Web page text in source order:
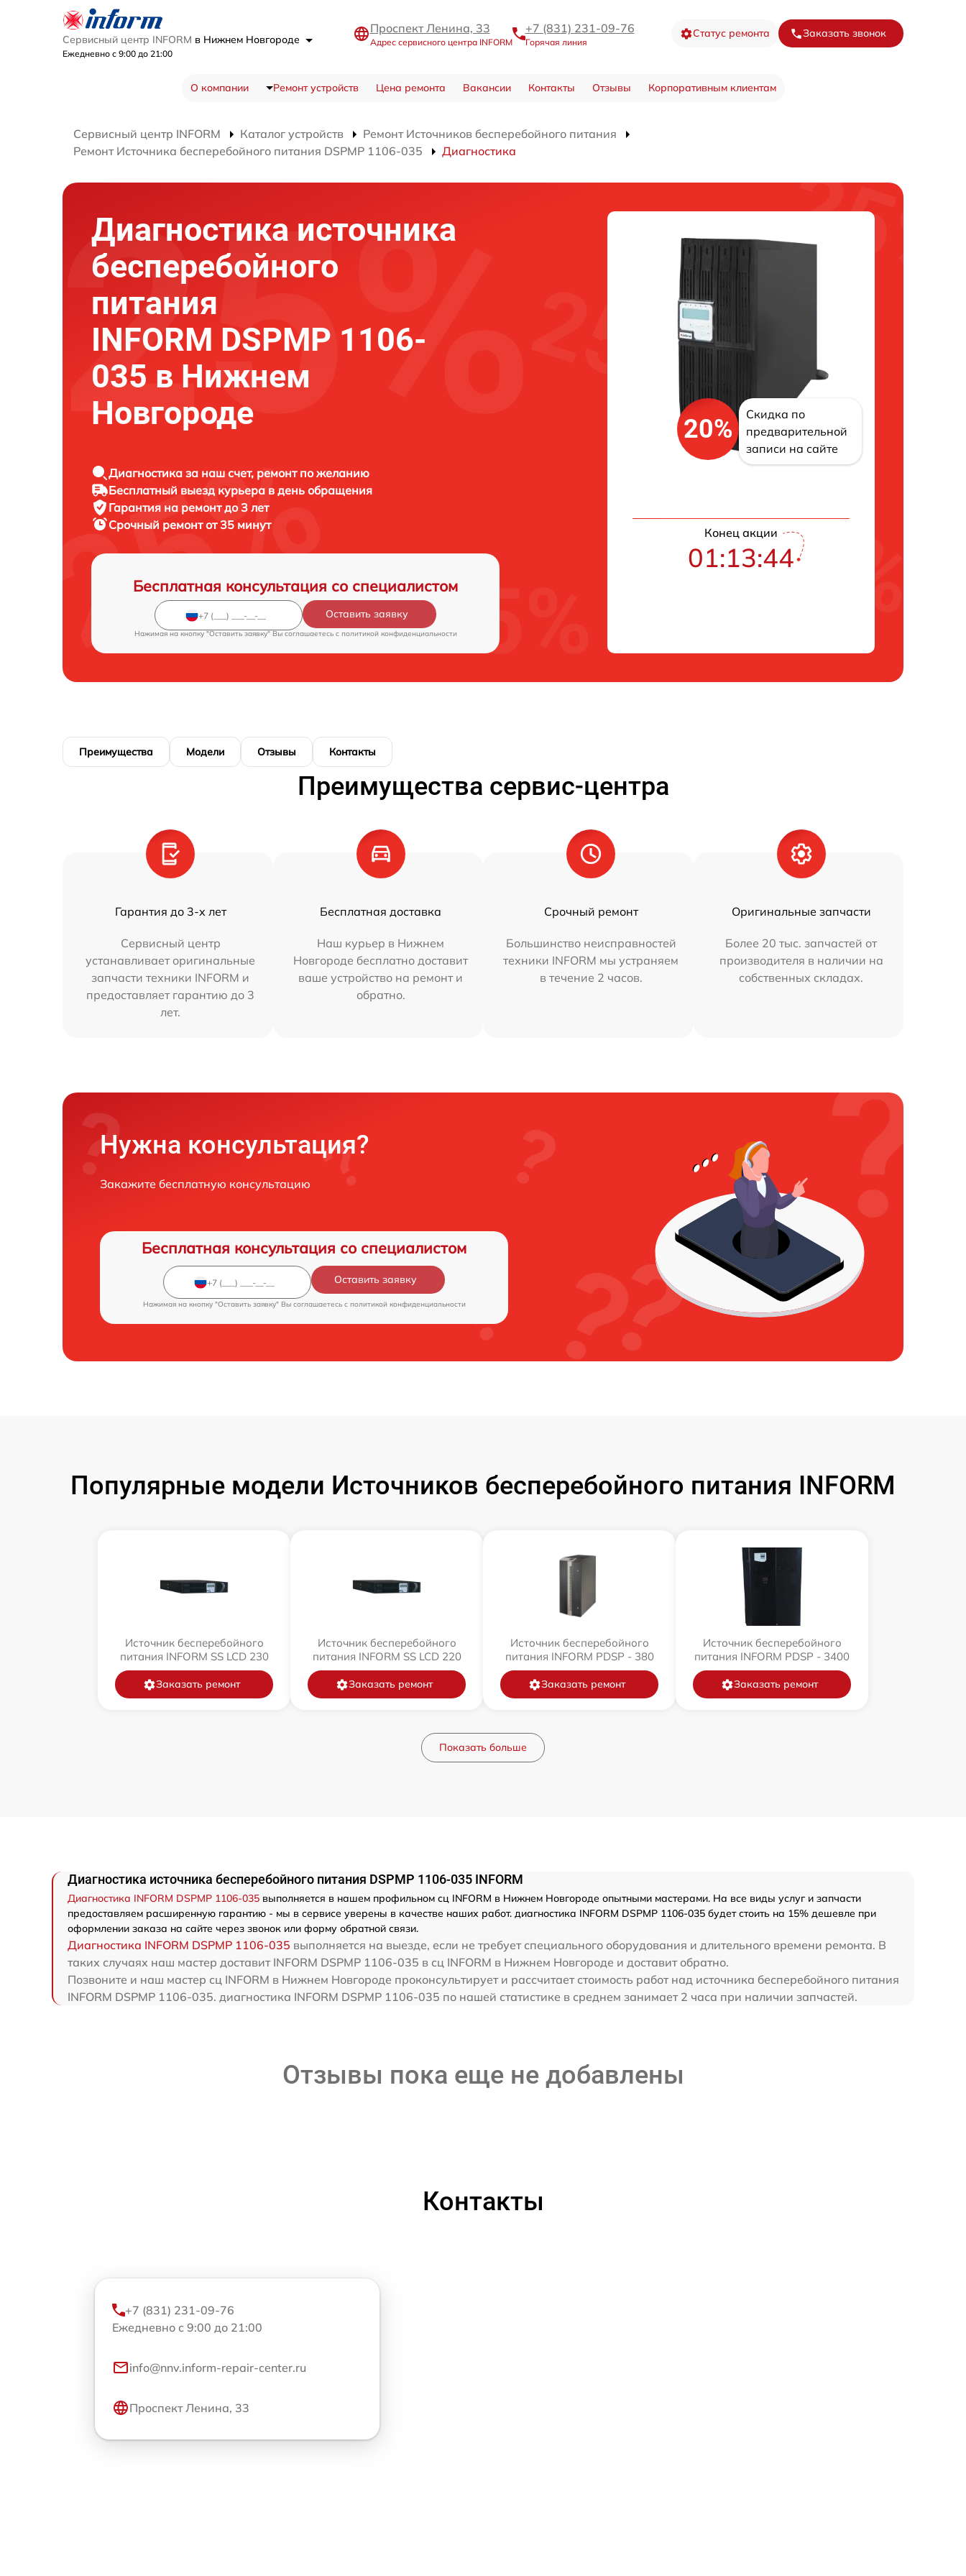
Сервисный центр INFORM в Нижнем Новгороде
Ежедневно с 9:00 до 21:00
Проспект Ленина, 33
Адрес сервисного центра INFORM
+7 (831) 231-09-76
Горячая линия
Статус ремонта Заказать звонок
О компании Ремонт устройств Цена ремонта Вакансии Контакты Отзывы Корпоративным клиентам
Сервисный центр INFORM Каталог устройств
Ремонт Источников бесперебойного питания
Ремонт Источника бесперебойного питания DSPMP 1106-035
Диагностика
Диагностика источника
бесперебойного
питания
INFORM DSPMP 1106-
035 в Нижнем
Новгороде
Диагностика за наш счет, ремонт по желанию
Бесплатный выезд курьера в день обращения
Гарантия на ремонт до 3 лет
Срочный ремонт от 35 минут
Бесплатная консультация со специалистом
Оставить заявку
Нажимая на кнопку "Оставить заявку" Вы соглашаетесь c политикой конфиденциальности
20%
Скидка по
предварительной
записи на сайте
Конец акции
01:13:43
Преимущества Модели Отзывы Контакты
Преимущества сервис-центра
Гарантия до 3-х лет
Сервисный центр
устанавливает оригинальные
запчасти техники INFORM и
предоставляет гарантию до 3
лет.
Бесплатная доставка
Наш курьер в Нижнем
Новгороде бесплатно доставит
ваше устройство на ремонт и
обратно.
Срочный ремонт
Большинство неисправностей
техники INFORM мы устраняем
в течение 2 часов.
Оригинальные запчасти
Более 20 тыс. запчастей от
производителя в наличии на
собственных складах.
Нужна консультация?
Закажите бесплатную консультацию
Бесплатная консультация со специалистом
Оставить заявку
Нажимая на кнопку "Оставить заявку" Вы соглашаетесь c политикой конфиденциальности
Популярные модели Источников бесперебойного питания INFORM
Источник бесперебойного
питания INFORM SS LCD 230
Заказать ремонт
Источник бесперебойного
питания INFORM SS LCD 220
Заказать ремонт
Источник бесперебойного
питания INFORM PDSP - 380
Заказать ремонт
Источник бесперебойного
питания INFORM PDSP - 3400
Заказать ремонт
Показать больше
Диагностика источника бесперебойного питания DSPMP 1106-035 INFORM
Диагностика INFORM DSPMP 1106-035 выполняется в нашем профильном сц INFORM в Нижнем Новгороде опытными мастерами. На все виды услуг и запчасти
предоставляем расширенную гарантию - мы в сервисе уверены в качестве наших работ. диагностика INFORM DSPMP 1106-035 будет стоить на 15% дешевле при
оформлении заказа на сайте через звонок или форму обратной связи.
Диагностика INFORM DSPMP 1106-035 выполняется на выезде, если не требует специального оборудования и длительного времени ремонта. В
таких случаях наш мастер доставит INFORM DSPMP 1106-035 в сц INFORM в Нижнем Новгороде и доставит обратно.
Позвоните и наш мастер сц INFORM в Нижнем Новгороде проконсультирует и рассчитает стоимость работ над источника бесперебойного питания
INFORM DSPMP 1106-035. диагностика INFORM DSPMP 1106-035 по нашей статистике в среднем занимает 2 часа при наличии запчастей.
Отзывы пока еще не добавлены
Контакты
+7 (831) 231-09-76
Ежедневно с 9:00 до 21:00
info@nnv.inform-repair-center.ru
Проспект Ленина, 33